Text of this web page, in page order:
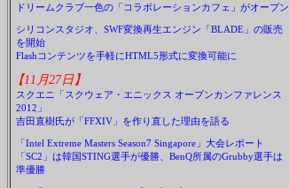
ドリームクラブ一色の「コラボレーションカフェ」がオープン
シリコンスタジオ、SWF変換再生エンジン「BLADE」の販売
を開始
Flashコンテンツを手軽にHTML5形式に変換可能に
【11月27日】
スクエニ「スクウェア・エニックス オープンカンファレンス
2012」
吉田直樹氏が「FFXIV」を作り直した理由を語る
「Intel Extreme Masters Season7 Singapore」大会レポート
「SC2」は韓国STING選手が優勝、BenQ所属のGrubby選手は
準優勝